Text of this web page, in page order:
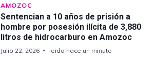
AMOZOC
Sentencian a 10 años de prisión a
hombre por posesión ilícita de 3,880
litros de hidrocarburo en Amozoc
Julio 22, 2026 leido hace un minuto